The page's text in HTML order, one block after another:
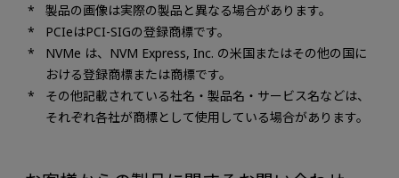
製品の画像は実際の製品と異なる場合があります。
PCIeはPCI-SIGの登録商標です。
NVMe は、NVM Express, Inc. の米国またはその他の国に
おける登録商標または商標です。
その他記載されている社名・製品名・サービス名などは、
それぞれ各社が商標として使用している場合があります。